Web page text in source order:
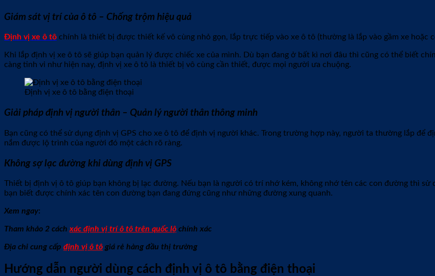
Giám sát vị trí của ô tô – Chống trộm hiệu quả
Định vị xe ô tô chính là thiết bị được thiết kế vô cùng nhỏ gọn, lắp trực tiếp vào xe ô tô (thường là lắp vào gầm xe hoặc
Khi lắp định vị xe ô tô sẽ giúp bạn quản lý được chiếc xe của mình. Dù bạn đang ở bất kì nơi đâu thì cũng có thể biết
càng tinh vi như hiện nay, định vị xe ô tô là thiết bị vô cùng cần thiết, được mọi người ưa chuộng.
Định vị xe ô tô bằng điện thoại
Giải pháp định vị người thân – Quản lý người thân thông minh
Bạn cũng có thể sử dụng định vị GPS cho xe ô tô để định vị người khác. Trong trường hợp này, người ta thường lắp để
nắm được lộ trình của người đó một cách rõ ràng.
Không sợ lạc đường khi dùng định vị GPS
Thiết bị định vị ô tô giúp bạn không bị lạc đường. Nếu bạn là người có trí nhớ kém, không nhớ tên các con đường thì sử
bạn biết được chính xác tên con đường bạn đang đứng cũng như những đường xung quanh.
Xem ngay:
Tham khảo 2 cáchxác định vị trí ô tô trên quốc lộ chính xác
Địa chỉ cung cấp định vị ô tô giá rẻ hàng đầu thị trường
Hướng dẫn người dùng cách định vị ô tô bằng điện thoại